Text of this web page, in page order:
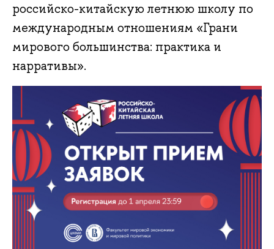
российско-китайскую летнюю школу по
международным отношениям «Грани
мирового большинства: практика и
нарративы».